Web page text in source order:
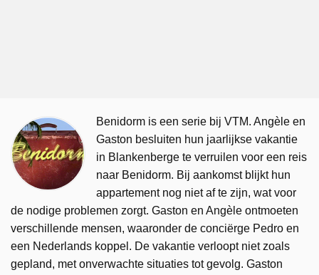
Benidorm is een serie bij VTM. Angèle en
Gaston besluiten hun jaarlijkse vakantie
in Blankenberge te verruilen voor een reis
naar Benidorm. Bij aankomst blijkt hun
appartement nog niet af te zijn, wat voor
de nodige problemen zorgt. Gaston en Angèle ontmoeten
verschillende mensen, waaronder de conciërge Pedro en
een Nederlands koppel. De vakantie verloopt niet zoals
gepland, met onverwachte situaties tot gevolg. Gaston